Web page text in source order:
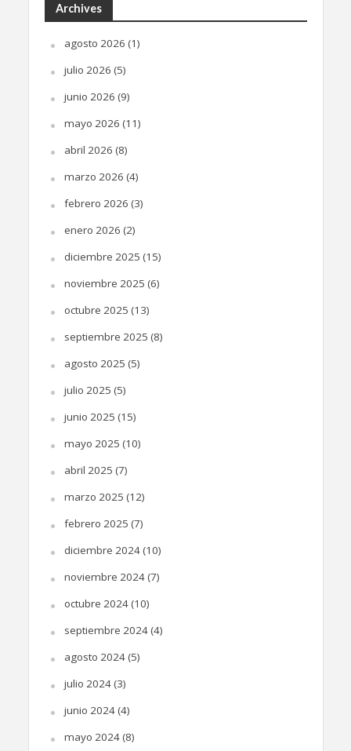
Archives
agosto 2026 (1)
julio 2026 (5)
junio 2026 (9)
mayo 2026 (11)
abril 2026 (8)
marzo 2026 (4)
febrero 2026 (3)
enero 2026 (2)
diciembre 2025 (15)
noviembre 2025 (6)
octubre 2025 (13)
septiembre 2025 (8)
agosto 2025 (5)
julio 2025 (5)
junio 2025 (15)
mayo 2025 (10)
abril 2025 (7)
marzo 2025 (12)
febrero 2025 (7)
diciembre 2024(10)
noviembre 2024(7)
octubre 2024(10)
septiembre 2024(4)
agosto 2024(5)
julio 2024(3)
junio 2024(4)
mayo 2024(8)